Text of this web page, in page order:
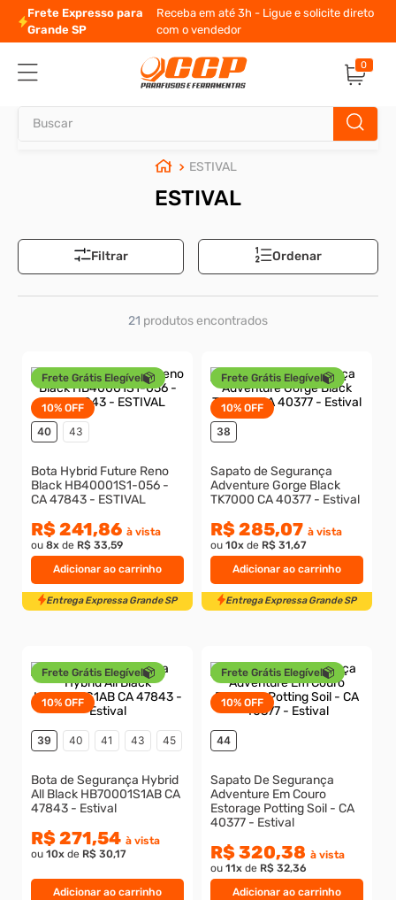
Frete Expresso para
Grande SP
Receba em até 3h - Ligue e solicite direto
com o vendedor
0
ESTIVAL
ESTIVAL
Filtrar Ordenar
21 produtos
Frete Grátis Elegível
10% OFF
Adicionar ao carrinho
40 43
Bota Hybrid Future Reno
Black HB40001S1-056 -
CA 47843 - ESTIVAL
R$ 241,86 à vista
ou 8x de R$ 33,59
Entrega Expressa Grande SP
Frete Grátis Elegível
10% OFF
Adicionar ao carrinho
38
Sapato de Segurança
Adventure Gorge Black
TK7000 CA 40377 - Estival
R$ 285,07 à vista
ou 10x de R$ 31,67
Entrega Expressa Grande SP
Frete Grátis Elegível
10% OFF
Adicionar ao carrinho
39 40 41 43 45
Bota de Segurança Hybrid
All Black HB70001S1AB CA
47843 - Estival
R$ 271,54 à vista
ou 10x de R$ 30,17
Frete Grátis Elegível
10% OFF
Adicionar ao carrinho
44
Sapato De Segurança
Adventure Em Couro
Estorage Potting Soil - CA
40377 - Estival
R$ 320,38 à vista
ou 11x de R$ 32,36
TERMOS MAIS BUSCADOS
2º
porca
3º
parafuso sextavado
4º
presto
7º
parafuso madeira
8º
m3
10º parafuso m4